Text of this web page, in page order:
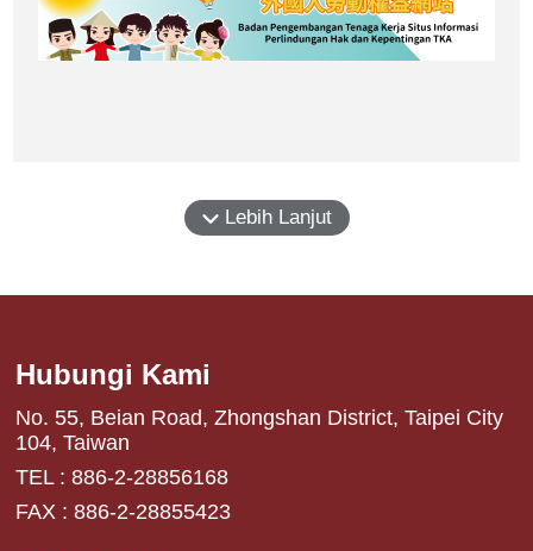
Lebih Lanjut
Hubungi Kami
No. 55, Beian Road, Zhongshan District, Taipei City
104, Taiwan
TEL : 886-2-28856168
FAX : 886-2-28855423